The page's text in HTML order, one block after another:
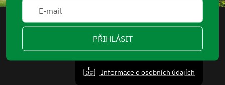
PŘIHLÁSIT
Informace o osobních údajích